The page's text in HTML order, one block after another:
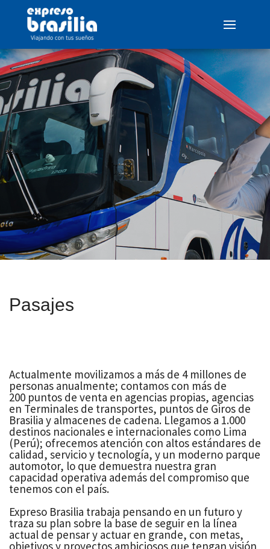
Pasajes
Actualmente movilizamos a más de 4 millones de
personas anualmente; contamos con más de
200 puntos de venta en agencias propias, agencias
en Terminales de transportes, puntos de Giros de
Brasilia y almacenes de cadena. Llegamos a 1.000
destinos nacionales e internacionales como Lima
(Perú); ofrecemos atención con altos estándares de
calidad, servicio y tecnología, y un moderno parque
automotor, lo que demuestra nuestra gran
capacidad operativa además del compromiso que
tenemos con el país.
Expreso Brasilia trabaja pensando en un futuro y
traza su plan sobre la base de seguir en la línea
actual de pensar y actuar en grande, con metas,
objetivos y proyectos ambiciosos que tengan visión